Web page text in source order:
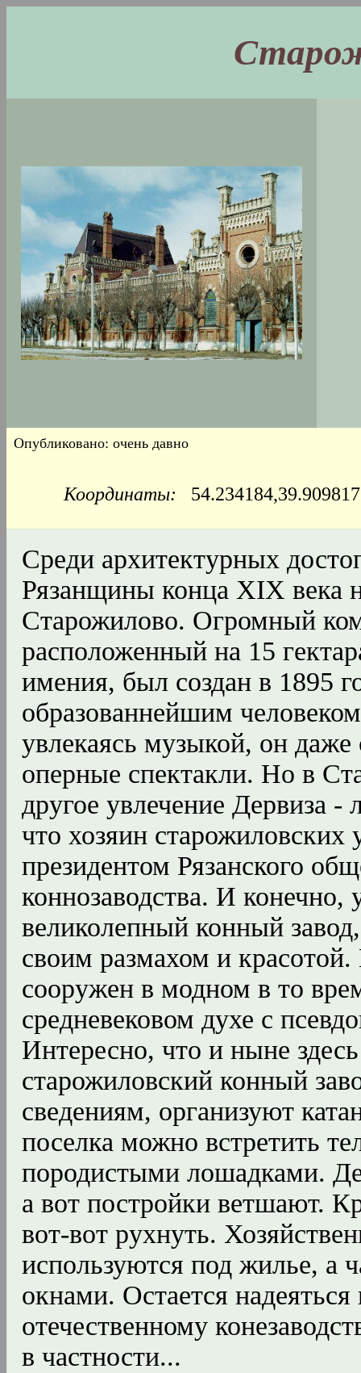
Опубликовано: очень давно
Координаты:
Среди архитектурных
Рязанщины конца XIX века
Старожилово. Огромный
расположенный на 15
имения, был создан в 1895
образованнейшим
увлекаясь музыкой, он
оперные спектакли. Но в
другое увлечение Дервиза -
что хозяин старожиловских
президентом Рязанского
коннозаводства. И конечно,
великолепный конный
своим размахом и
сооружен в модном в то
средневековом духе с
Интересно, что и ныне
старожиловский конный
сведениям, организуют
поселка можно встретить
породистыми лошадками.
а вот постройки ветшают.
вот-вот рухнуть.
используются под жилье, а
окнами. Остается
отечественному
в частности...